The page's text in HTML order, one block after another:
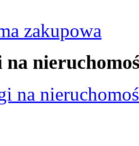
zakupowa
na